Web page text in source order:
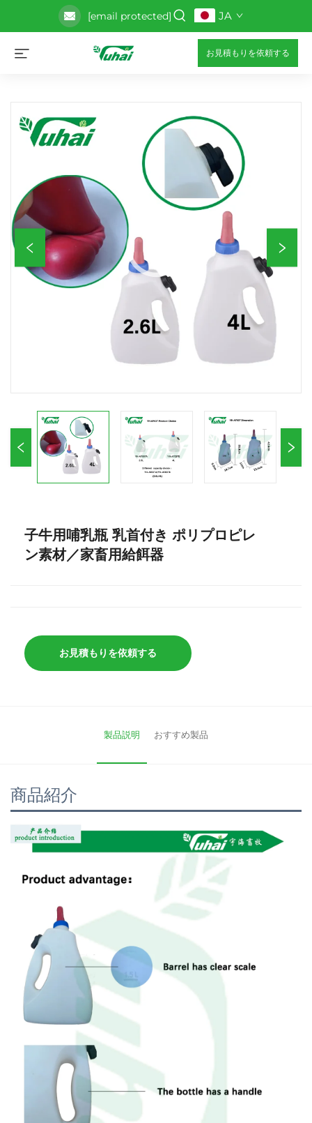
[email protected] JA
お見積もりを依頼する
子牛用哺乳瓶 乳首付き ポリプロピレ
ン素材／家畜用給餌器
お見積もりを依頼する
製品説明 おすすめ製品
商品紹介